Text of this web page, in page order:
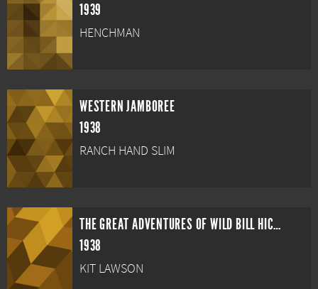
1939
HENCHMAN
WESTERN JAMBOREE
1938
RANCH HAND SLIM
THE GREAT ADVENTURES OF WILD BILL HICKOK
1938
KIT LAWSON